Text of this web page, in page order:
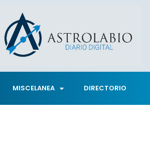
MISCELANEA DIRECTORIO